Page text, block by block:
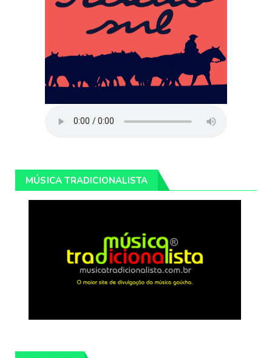
MÚSICA TRADICIONALISTA